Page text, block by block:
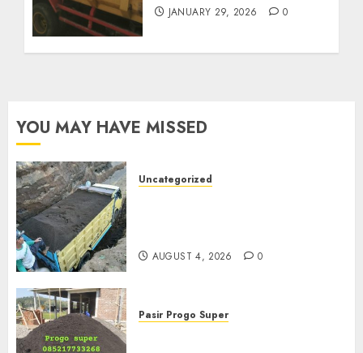
JANUARY 29, 2026 0
YOU MAY HAVE MISSED
Uncategorized
AUGUST 4, 2026 0
Pasir Progo Super